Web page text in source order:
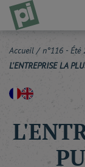
Accueil / n°116 - Été
L'ENTREPRISE LA